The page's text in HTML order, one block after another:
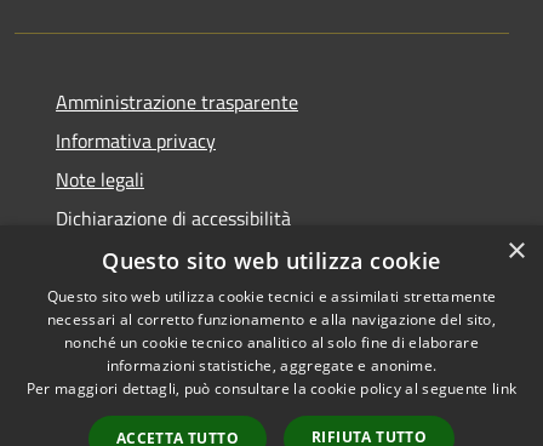
Amministrazione trasparente
Informativa privacy
Note legali
Dichiarazione di accessibilità
Accessibilità
Privacy
Copyright © 2026 • Comune di
Recanati • Powered by
Municipium•Accesso
redazione
×
Questo sito web utilizza cookie
Questo sito web utilizza cookie tecnici e assimilati strettamente
necessari al corretto funzionamento e alla navigazione del sito,
nonché un cookie tecnico analitico al solo fine di elaborare
informazioni statistiche, aggregate e anonime.
Per maggiori dettagli, può consultare la cookie policy al seguente link
ACCETTA TUTTO RIFIUTA TUTTO